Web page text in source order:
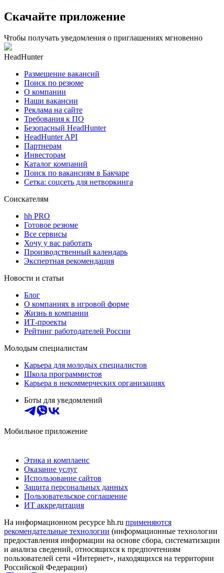
Скачайте приложение
Чтобы получать уведомления о приглашениях мгновенно
HeadHunter
Размещение вакансий
Поиск по резюме
О компании
Наши вакансии
Реклама на сайте
Требования к ПО
Безопасный HeadHunter
HeadHunter API
Партнерам
Инвесторам
Каталог компаний
Поиск по вакансиям в Бакчаре
Сетка: соцсеть для нетворкинга
Соискателям
hh PRO
Готовое резюме
Все сервисы
Хочу у вас работать
Производственный календарь
Экспертная рекомендация
Новости и статьи
Блог
О компаниях в игровой форме
Жизнь в компании
ИТ-проекты
Рейтинг работодателей России
Молодым специалистам
Карьера для молодых специалистов
Школа программистов
Карьера в некоммерческих организациях
Боты для уведомлений
Мобильное приложение
Этика и комплаенс
Оказание услуг
Использование сайтов
Защита персональных данных
Пользовательское соглашение
ИТ аккредитация
На информационном ресурсе hh.ru применяются
рекомендательные технологии (информационные технологии
предоставления информации на основе сбора, систематизации
и анализа сведений, относящихся к предпочтениям
пользователей сети «Интернет», находящихся на территории
Российской Федерации)